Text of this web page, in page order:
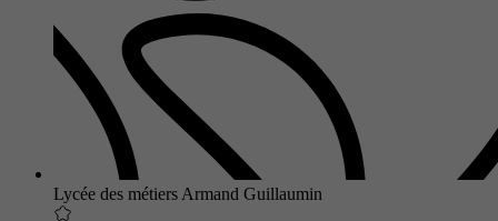
Lycée des métiers Armand Guillaumin